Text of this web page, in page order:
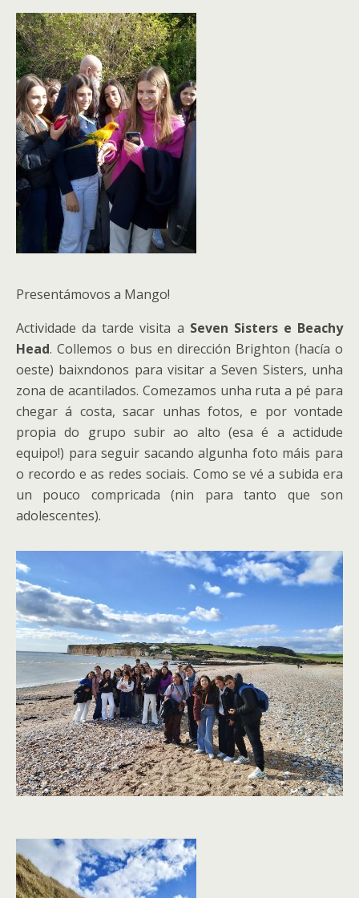
Presentámovos a Mango!
Actividade da tarde visita a Seven Sisters e Beachy
Head. Collemos o bus en dirección Brighton (hacía o
oeste) baixndonos para visitar a Seven Sisters, unha
zona de acantilados. Comezamos unha ruta a pé para
chegar á costa, sacar unhas fotos, e por vontade
propia do grupo subir ao alto (esa é a actidude
equipo!) para seguir sacando algunha foto máis para
o recordo e as redes sociais. Como se vé a subida era
un pouco compricada (nin para tanto que son
adolescentes).